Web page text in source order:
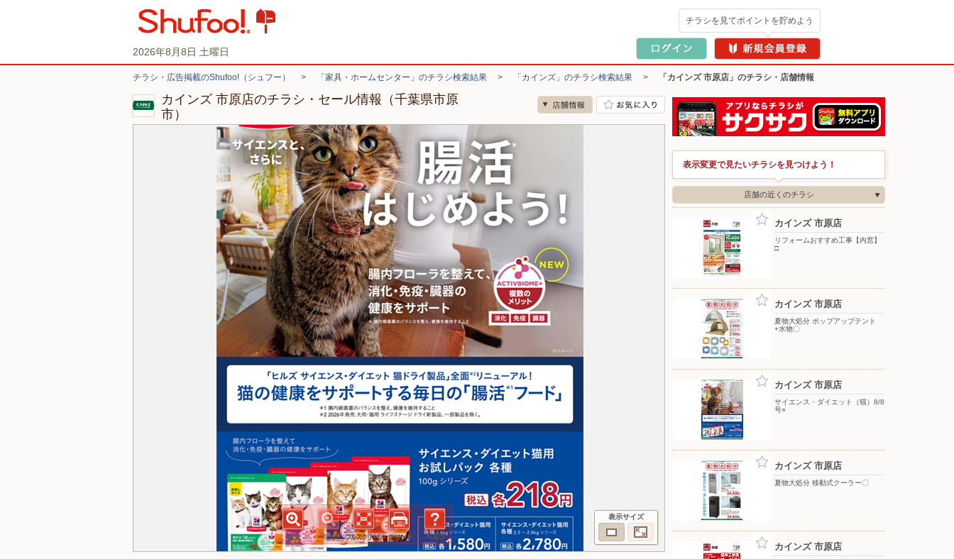
2026年8月8日 土曜日
チラシを見てポイントを貯めよう
チラシ・広告掲載のShufoo!（シュフー） > 「家具・ホームセンター」のチラシ検索結果 > 「カインズ」のチラシ検索結果 > 「カインズ 市原店」のチラシ・店舗情報
カインズ 市原店のチラシ・セール情報（千葉県市原
市）
表示サイズ
表示変更で見たいチラシを見つけよう！
店舗の近くのチラシ
カインズ 市原店
リフォームおすすめ工事【内窓】
□
カインズ 市原店
夏物大処分 ポップアップテント
+水物〇
カインズ 市原店
サイエンス・ダイエット（猫）8/8
号○
カインズ 市原店
夏物大処分 移動式クーラー〇
カインズ 市原店